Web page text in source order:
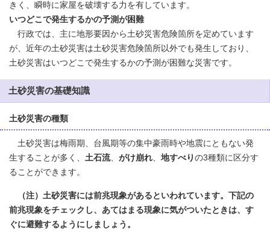
きく、瞬時に家屋を破壊する力を有しています。
いつどこで発生するかの予測が困難
行政では、主に地形要因から土砂災害危険箇所を定めています
が、近年の土砂災害は土砂災害危険箇所以外でも発生しており、
土砂災害はいつどこで発生するかの予測が困難な災害です。
土砂災害の基礎知識
土砂災害の種類
土砂災害は梅雨期、台風期等の集中豪雨時や地震にともない発
生することが多く、 土石流、 がけ崩れ、 地すべり の3種類に区分す
ることができます。
（注）土砂災害には前兆現象があるといわれています。下記の
前兆現象をチェックし、あてはまる現象に気がついたときは、す
ぐに避難するようにしましょう。